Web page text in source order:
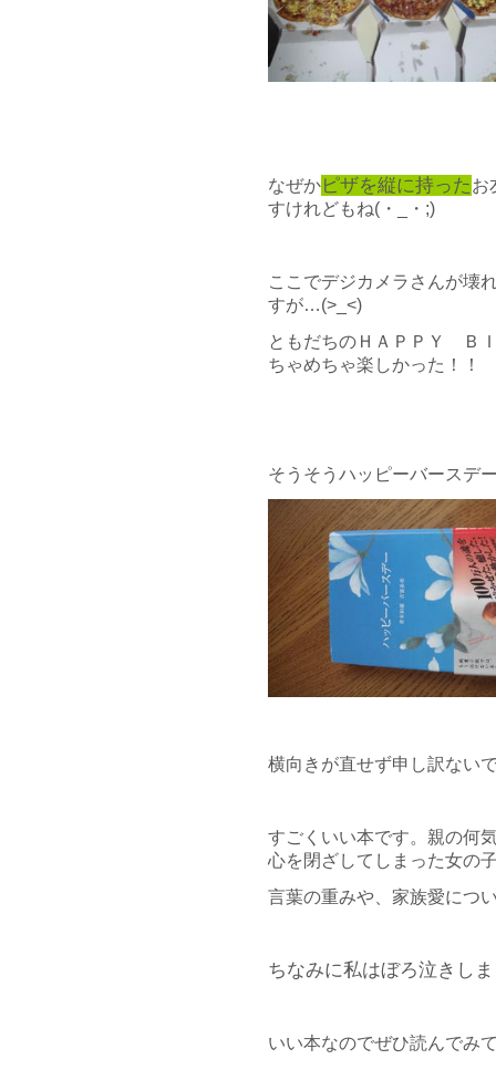
なぜかピザを縦に持ったお
すけれどもね(・_・;)
ここでデジカメラさんが壊
すが…(>_<)
ともだちのＨＡＰＰＹ Ｂ
ちゃめちゃ楽しかった！！
そうそうハッピーバースデ
横向きが直せず申し訳ない
すごくいい本です。親の何
心を閉ざしてしまった女の
言葉の重みや、家族愛につ
ちなみに私はぼろ泣きし
いい本なのでぜひ読んでみ